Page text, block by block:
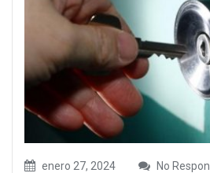
enero 27, 2024 No